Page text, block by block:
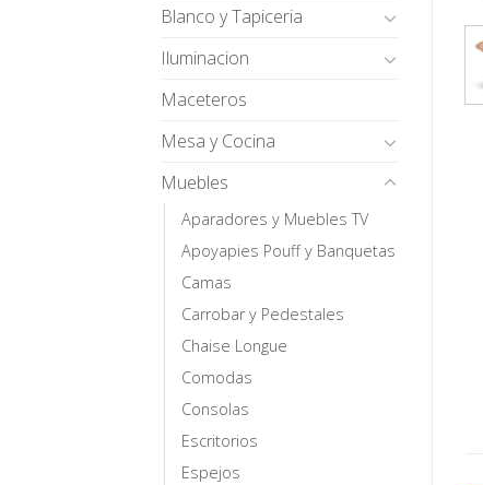
Blanco y Tapiceria
Iluminacion
Maceteros
Mesa y Cocina
Muebles
Aparadores y Muebles TV
Apoyapies Pouff y Banquetas
Camas
Carrobar y Pedestales
Chaise Longue
Comodas
Consolas
Escritorios
Espejos